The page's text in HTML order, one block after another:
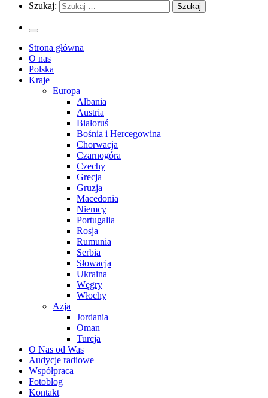
Szukaj:
Strona główna
O nas
Polska
Kraje
Europa
Albania
Austria
Białoruś
Bośnia i Hercegowina
Chorwacja
Czarnogóra
Czechy
Grecja
Gruzja
Macedonia
Niemcy
Portugalia
Rosja
Rumunia
Serbia
Słowacja
Ukraina
Węgry
Włochy
Azja
Jordania
Oman
Turcja
O Nas od Was
Audycje radiowe
Współpraca
Fotoblog
Kontakt